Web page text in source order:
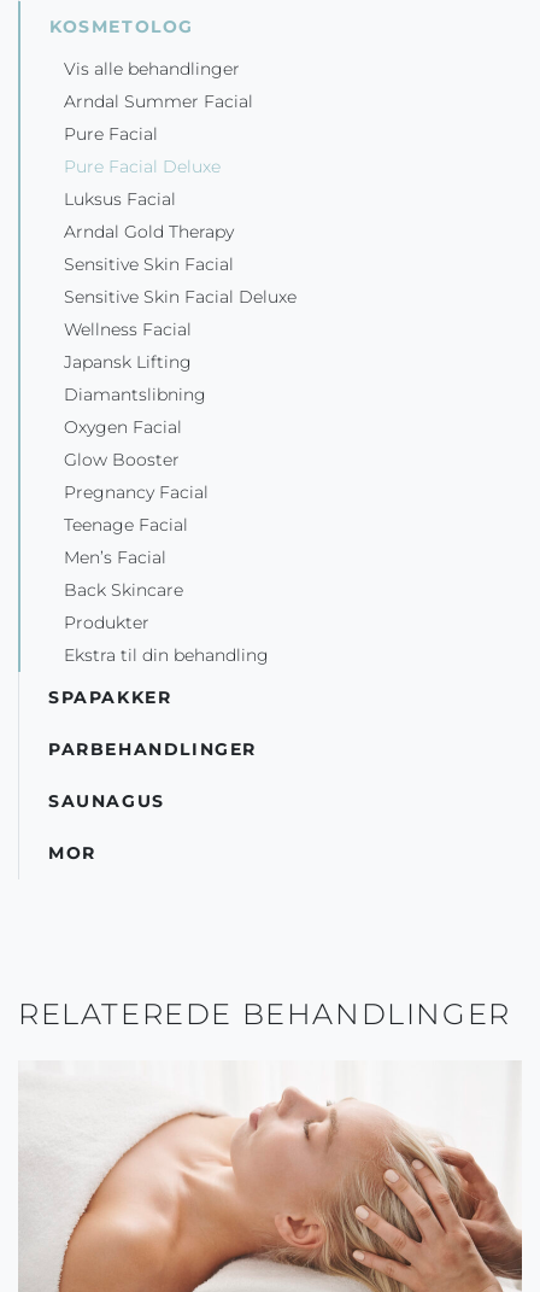
KOSMETOLOG
Vis alle behandlinger
Arndal Summer Facial
Pure Facial
Pure Facial Deluxe
Luksus Facial
Arndal Gold Therapy
Sensitive Skin Facial
Sensitive Skin Facial Deluxe
Wellness Facial
Japansk Lifting
Diamantslibning
Oxygen Facial
Glow Booster
Pregnancy Facial
Teenage Facial
Men’s Facial
Back Skincare
Produkter
Ekstra til din behandling
SPAPAKKER
PARBEHANDLINGER
SAUNAGUS
MOR
RELATEREDE BEHANDLINGER